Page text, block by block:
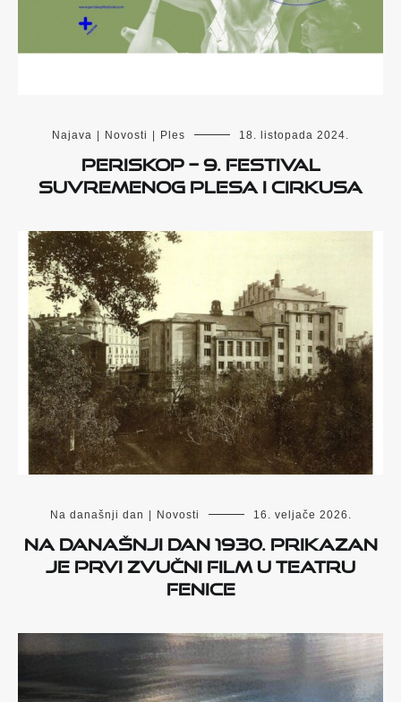
Najava Novosti Ples 18. listopada 2024.
Periskop – 9. festival
suvremenog plesa i cirkusa
Na današnji dan Novosti 16. veljače 2026.
Na današnji dan 1930. prikazan
je prvi zvučni film u Teatru
Fenice